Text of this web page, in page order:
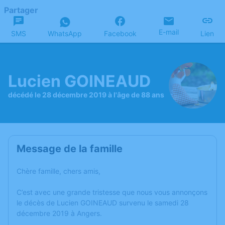
Partager
SMS WhatsApp Facebook E-mail Lien
Lucien GOINEAUD
décédé le 28 décembre 2019 à l'âge de 88 ans
Message de la famille
Chère famille, chers amis,
C’est avec une grande tristesse que nous vous annonçons
le décès de Lucien GOINEAUD survenu le samedi 28
décembre 2019 à Angers.